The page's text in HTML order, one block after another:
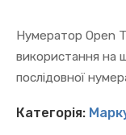
Нумератор Open
використання на
послідовної
Категорія: